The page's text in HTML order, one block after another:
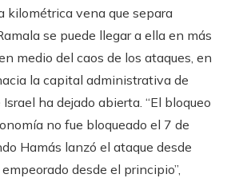
kilométrica vena que separa
se puede llegar a ella en más
medio del caos de los ataques, en
la capital administrativa de
ha dejado abierta. “El bloqueo
no fue bloqueado el 7 de
Hamás lanzó el ataque desde
desde el principio”,